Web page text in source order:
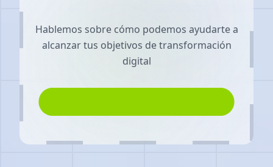
Hablemos sobre cómo podemos ayudarte a
alcanzar tus objetivos de transformación
digital